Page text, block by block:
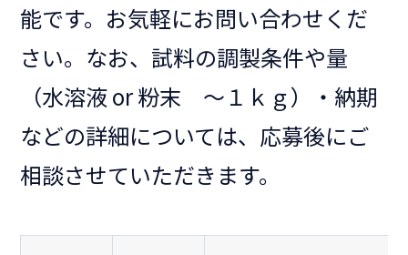
能です。お気軽にお問い合わせくだ
さい。なお、試料の調製条件や量
（水溶液 or 粉末 ～１ｋｇ）・納期
などの詳細については、応募後にご
相談させていただきます。